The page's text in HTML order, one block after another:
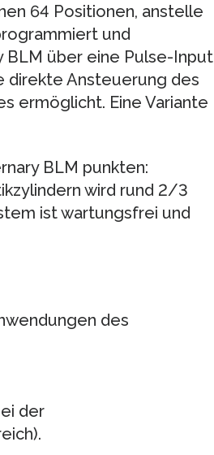
64 Positionen, anstelle
und
über eine Pulse-Input
direkte Ansteuerung des
ermöglicht. Eine Variante
BLM punkten:
wird rund 2/3
ist wartungsfrei und
des
der